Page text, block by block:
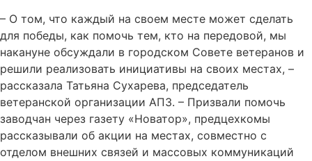
– О том, что каждый на своем месте может сделать
для победы, как помочь тем, кто на передовой, мы
накануне обсуждали в городском Совете ветеранов и
решили реализовать инициативы на своих местах, –
рассказала Татьяна Сухарева, председатель
ветеранской организации АПЗ. – Призвали помочь
заводчан через газету «Новатор», предцехкомы
рассказывали об акции на местах, совместно с
отделом внешних связей и массовых коммуникаций